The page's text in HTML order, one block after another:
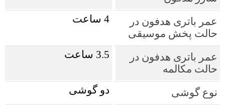
عمر باتری هدفون در
حالت پخش موسیقی
4 ساعت
عمر باتری هدفون در
حالت مکالمه
3.5 ساعت
نوع گوشی دو گوشی